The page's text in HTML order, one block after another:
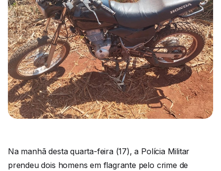
Na manhã desta quarta-feira (17), a Polícia Militar
prendeu dois homens em flagrante pelo crime de